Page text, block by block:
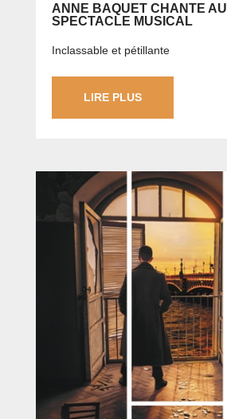
ANNE BAQUET CHANTE
SPECTACLE MUSICAL
Inclassable et pétillante
LIRE PLUS